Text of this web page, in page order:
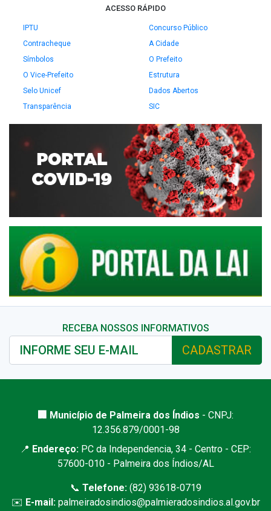
ACESSO RÁPIDO
IPTU
Concurso Público
Contracheque
A Cidade
Símbolos
O Prefeito
O Vice-Prefeito
Estrutura
Selo Unicef
Dados Abertos
Transparência
SIC
RECEBA NOSSOS INFORMATIVOS
CADASTRAR
🏢 Município de Palmeira dos Índios - CNPJ:
12.356.879/0001-98
📍 Endereço: PC da Independencia, 34 - Centro - CEP:
57600-010 - Palmeira dos Índios/AL
📞 Telefone:(82) 93618-0719
✉️ E-mail: palmeiradosindios@palmieradosindios.al.gov.br